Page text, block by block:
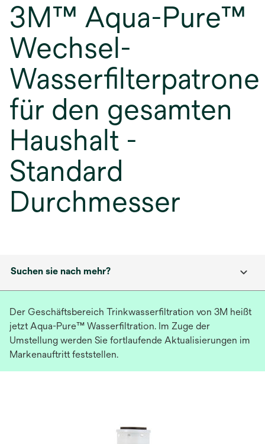
3M™ Aqua-Pure™
Wechsel-
Wasserfilterpatrone
für den gesamten
Haushalt -
Standard
Durchmesser
Suchen sie nach mehr?
Der Geschäftsbereich Trinkwasserfiltration von 3M heißt
jetzt Aqua-Pure™ Wasserfiltration. Im Zuge der
Umstellung werden Sie fortlaufende Aktualisierungen im
Markenauftritt feststellen.